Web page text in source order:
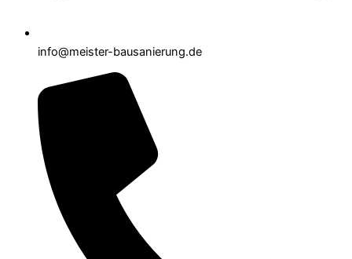
info@meister-bausanierung.de